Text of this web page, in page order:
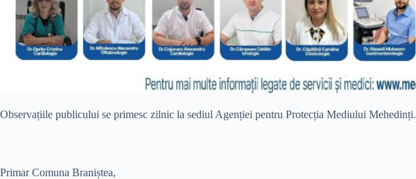
Observațiile publicului se primesc zilnic la sediul Agenției pentru Protecția Mediului Mehedinți.
Primar Comuna Braniștea,